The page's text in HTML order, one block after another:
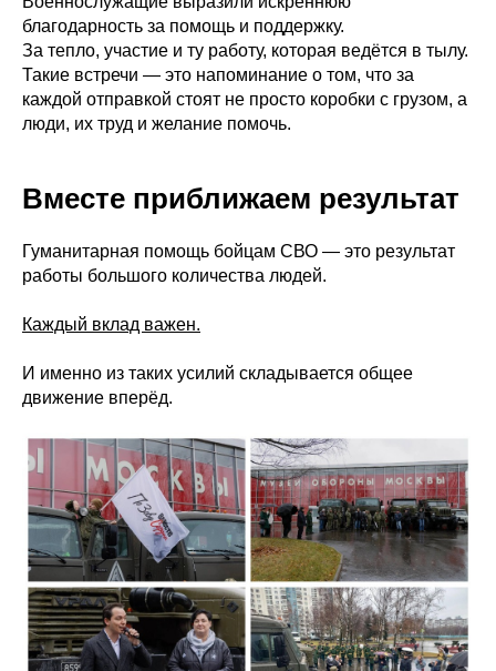
благодарность за помощь и поддержку.
За тепло, участие и ту работу, которая ведётся в тылу.
Такие встречи — это напоминание о том, что за
каждой отправкой стоят не просто коробки с грузом, а
люди, их труд и желание помочь.
Вместе приближаем результат
Гуманитарная помощь бойцам СВО — это результат
работы большого количества людей.
Каждый вклад важен.
И именно из таких усилий складывается общее
движение вперёд.